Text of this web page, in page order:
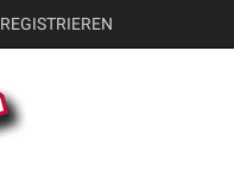
REGISTRIEREN